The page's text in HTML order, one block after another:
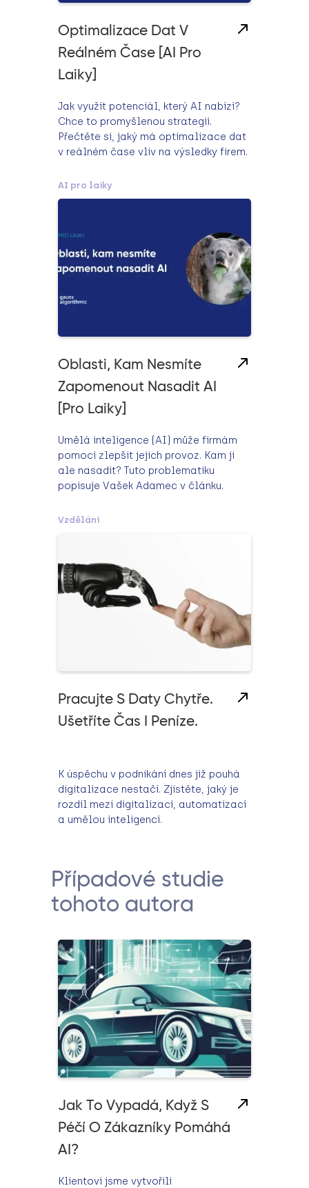
Optimalizace Dat V
Reálném Čase [AI Pro
Laiky]
Jak využít potenciál, který AI nabízí?
Chce to promyšlenou strategii.
Přečtěte si, jaký má optimalizace dat
v reálném čase vliv na výsledky firem.
AI pro laiky
Oblasti, Kam Nesmíte
Zapomenout Nasadit AI
[pro Laiky]
Umělá inteligence (AI) může firmám
pomoci zlepšit jejich provoz. Kam ji
ale nasadit? Tuto problematiku
popisuje Vašek Adamec v článku.
Vzdělání
Pracujte S Daty Chytře.
Ušetříte Čas I Peníze.
K úspěchu v podnikání dnes již pouhá
digitalizace nestačí. Zjistěte, jaký je
rozdíl mezi digitalizací, automatizací
a umělou inteligencí.
Případové studie
tohoto autora
Jak To Vypadá, Když S
Péčí O Zákazníky Pomáhá
AI?
Klientovi jsme vytvořili